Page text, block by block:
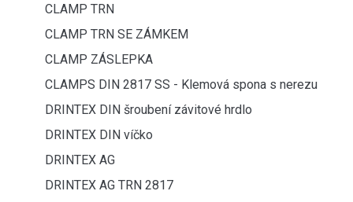
CLAMP TRN
CLAMP TRN SE ZÁMKEM
CLAMP ZÁSLEPKA
CLAMPS DIN 2817 SS - Klemová spona s nerezu
DRINTEX DIN šroubení závitové hrdlo
DRINTEX DIN víčko
DRINTEX AG
DRINTEX AG TRN 2817